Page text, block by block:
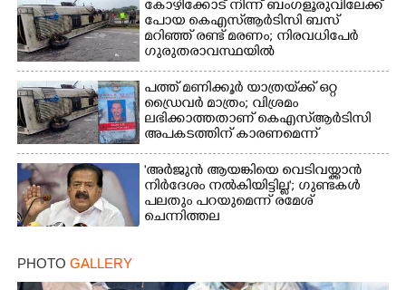
കോഴിക്കോട് നിന്ന് ബംഗളൂരുവിലേക്ക്
പോയ കെഎസ്‌ആർടിസി ബസ്
മറിഞ്ഞ് രണ്ട് മരണം; നിരവധിപേർ
ഗുരുതരാവസ്ഥയിൽ
പത്ത് മണിക്കൂർ യാത്രയ്‌ക്ക് ഒറ്റ
ഡ്രൈവർ മാത്രം; വിശ്രമം
ലഭിക്കാത്തതാണ് കെഎസ്‌ആർടിസി
അപകടത്തിന് കാരണമെന്ന്
വിമർശനം
'അർജുൻ ആയങ്കിയെ വെടിവയ്ക്കാൻ
നിർദേശം നൽകിയിട്ടില്ല'; ഗുണ്ടകൾ
പലതും പറയുമെന്ന് രമേശ്
ചെന്നിത്തല
PHOTO GALLERY